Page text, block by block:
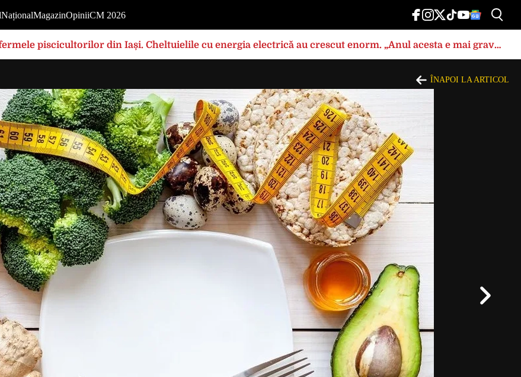
NaționalMagazinOpiniiCM 2026
fermele piscicultorilor din Iași. Cheltuielile cu energia electrică au crescut enorm. „Anul acesta e mai grav
foarte mari”
ÎNAPOI LA ARTICOL